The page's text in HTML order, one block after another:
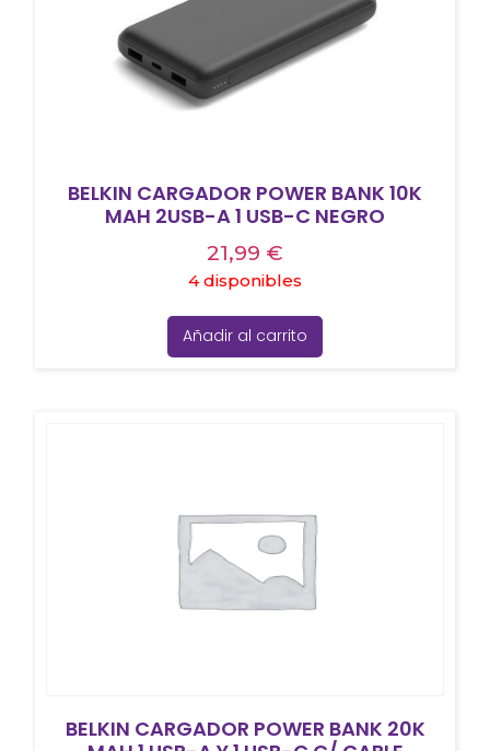
BELKIN CARGADOR POWER BANK 10K
MAH 2USB-A 1 USB-C NEGRO
21,99 €
4 disponibles
Añadir al carrito
BELKIN CARGADOR POWER BANK 20K